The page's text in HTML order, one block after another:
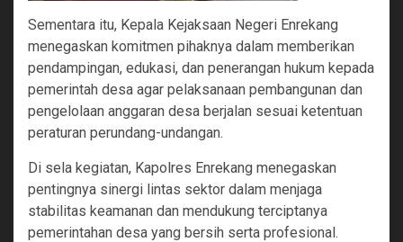
Sementara itu, Kepala Kejaksaan Negeri Enrekang
menegaskan komitmen pihaknya dalam memberikan
pendampingan, edukasi, dan penerangan hukum kepada
pemerintah desa agar pelaksanaan pembangunan dan
pengelolaan anggaran desa berjalan sesuai ketentuan
peraturan perundang-undangan.
Di sela kegiatan, Kapolres Enrekang menegaskan
pentingnya sinergi lintas sektor dalam menjaga
stabilitas keamanan dan mendukung terciptanya
pemerintahan desa yang bersih serta profesional.